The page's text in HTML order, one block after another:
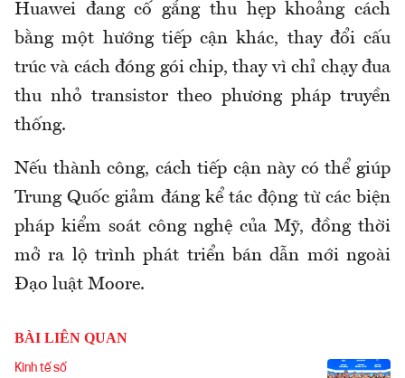
Huawei đang cố gắng thu hẹp khoảng cách
bằng một hướng tiếp cận khác, thay đổi cấu
trúc và cách đóng gói chip, thay vì chỉ chạy đua
thu nhỏ transistor theo phương pháp truyền
thống.
Nếu thành công, cách tiếp cận này có thể giúp
Trung Quốc giảm đáng kể tác động từ các biện
pháp kiểm soát công nghệ của Mỹ, đồng thời
mở ra lộ trình phát triển bán dẫn mới ngoài
Đạo luật Moore.
BÀI LIÊN QUAN
Kinh tế số